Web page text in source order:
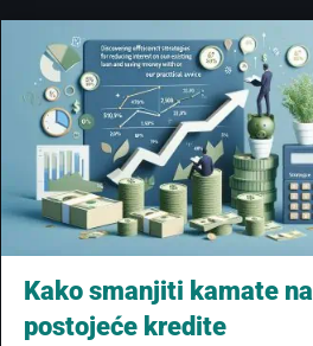
Kako smanjiti kamate na
postojeće kredite